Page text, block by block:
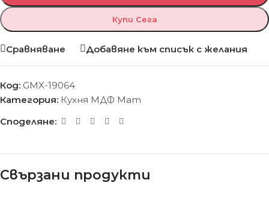
Купи Сега
Сравняване Добавяне към списък с желания
Код: GMX-19064
Категория: Кухня МДФ Мат
Споделяне:
Свързани продукти